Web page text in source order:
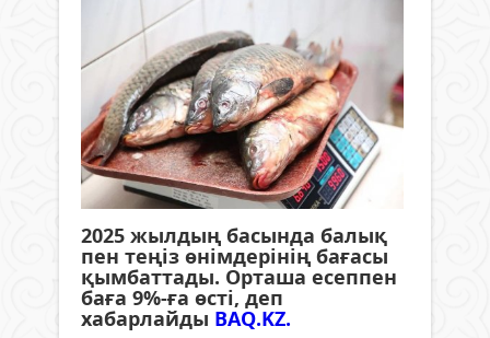
2025 жылдың басында балық
пен теңіз өнімдерінің бағасы
қымбаттады. Орташа есеппен
баға 9%-ға өсті, деп
хабарлайды BAQ.KZ.